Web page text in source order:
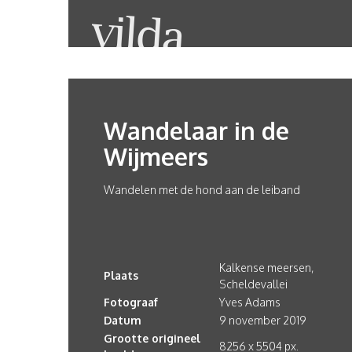
Wandelaar in de
Wijmeers
Wandelen met de hond aan de leiband
Plaats
Kalkense meersen,
Scheldevallei
Fotograaf
Yves Adams
Datum
9 november 2019
Grootte origineel
8256 x 5504 px.